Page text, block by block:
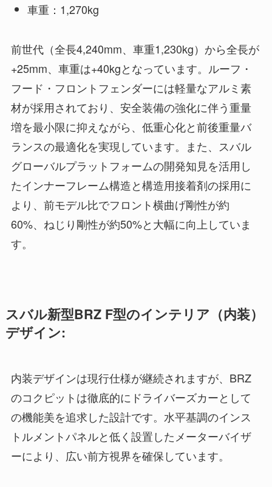
車重：1,270kg
前世代（全長4,240mm、車重1,230kg）から全長が
+25mm、車重は+40kgとなっています。ルーフ・
フード・フロントフェンダーには軽量なアルミ素
材が採用されており、安全装備の強化に伴う重量
増を最小限に抑えながら、低重心化と前後重量バ
ランスの最適化を実現しています。また、スバル
グローバルプラットフォームの開発知見を活用し
たインナーフレーム構造と構造用接着剤の採用に
より、前モデル比でフロント横曲げ剛性が約
60%、ねじり剛性が約50%と大幅に向上していま
す。
スバル新型BRZ F型のインテリア（内装）
デザイン:
内装デザインは現行仕様が継続されますが、BRZ
のコクピットは徹底的にドライバーズカーとして
の機能美を追求した設計です。水平基調のインス
トルメントパネルと低く設置したメーターバイザ
ーにより、広い前方視界を確保しています。